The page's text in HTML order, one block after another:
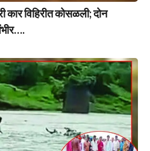
विहिरीत कोसळली; दोन